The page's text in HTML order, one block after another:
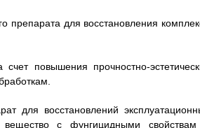
препарата для восстановления
повышения прочностно-
для восстановлений
с фунгицидными